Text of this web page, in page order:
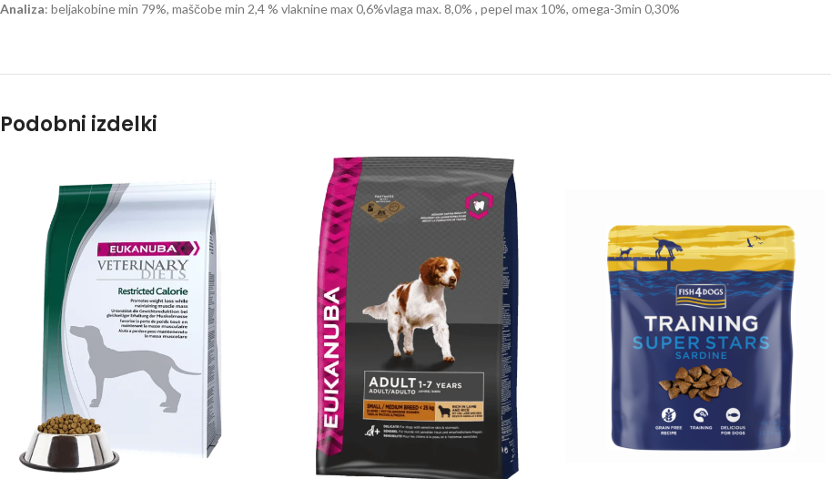
Analiza: beljakobine min 79%, maščobe min 2,4 % vlaknine max 0,6%vlaga max. 8,0% , pepel max 10%, omega-3min 0,30%
Podobni izdelki